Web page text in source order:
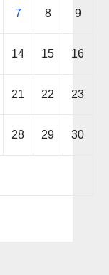
7 8 9
14 15 16
21 22 23
28 29 30